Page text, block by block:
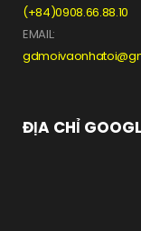
(+84)0908.66.88.10
EMAIL:
ĐỊA CHỈ